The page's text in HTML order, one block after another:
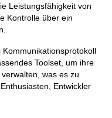
Leistungsfähigkeit von
Kontrolle über ein
Toolset, um ihre
was es zu
Entwickler